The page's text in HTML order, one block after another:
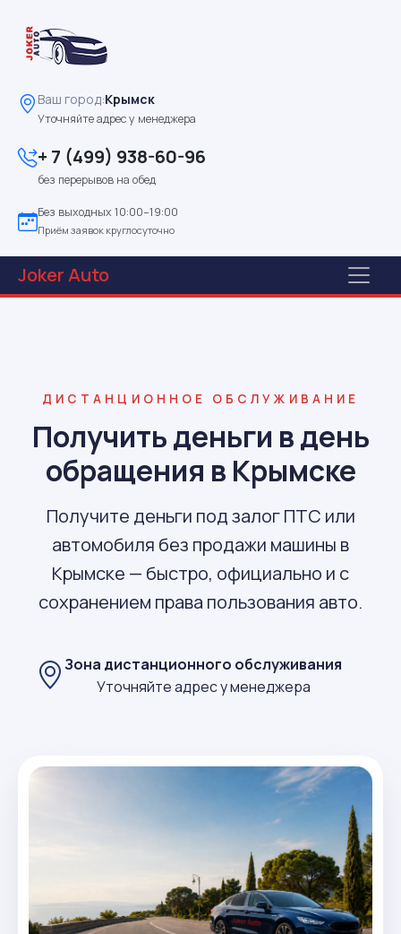
Ваш город:Крымск
Уточняйте адрес у менеджера
+ 7 (499) 938-60-96
без перерывов на обед
Без выходных 10:00–19:00
Приём заявок круглосуточно
JokerAuto
ДИСТАНЦИОННОЕ ОБСЛУЖИВАНИЕ
Получить деньги в день
обращения в Крымске
Получите деньги под залог ПТС или
автомобиля без продажи машины в
Крымске — быстро, официально и с
сохранением права пользования авто.
Зона дистанционного обслуживания
Уточняйте адрес у менеджера